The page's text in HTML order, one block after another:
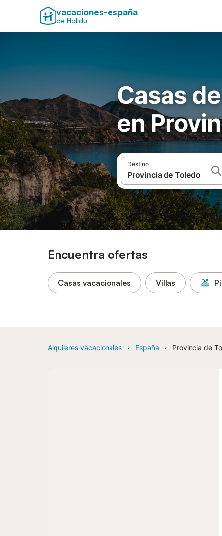
vacaciones-españa
de Holidu
Casas
en
Destino
Encuentra ofertas
Casas vacacionales Villas
Alquileres vacacionales España Provincia de